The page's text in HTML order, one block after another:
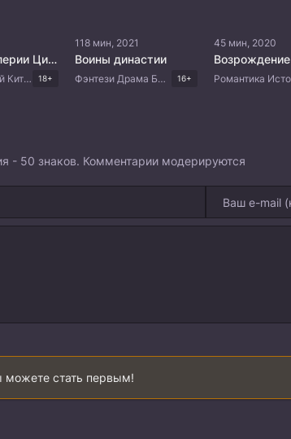
Эпопея империи Цинь
Исторический Китайские дорамы 18+
118 мин, 2021
Воины династии
Фэнтези Драма Боевые искусства Китайские дорамы 16+
45 мин, 2020
Возрождение
- 50 знаков. Комментарии модерируются
можете стать первым!